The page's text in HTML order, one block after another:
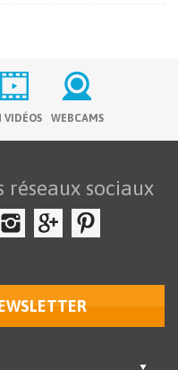
VIDÉOS WEBCAMS
réseaux sociaux